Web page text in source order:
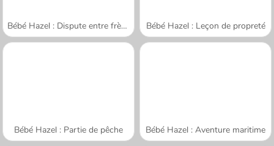
Bébé Hazel : Dispute entre frère et sœur Bébé Hazel : Leçon de propreté
Bébé Hazel : Partie de pêche Bébé Hazel : Aventure maritime